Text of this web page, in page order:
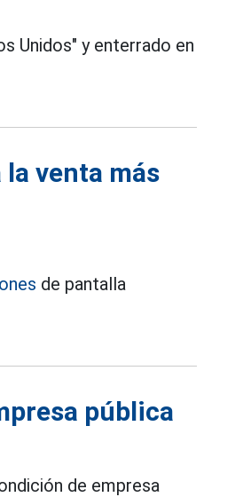
Unidos" y enterrado en
venta más
de pantalla
pública
de empresa